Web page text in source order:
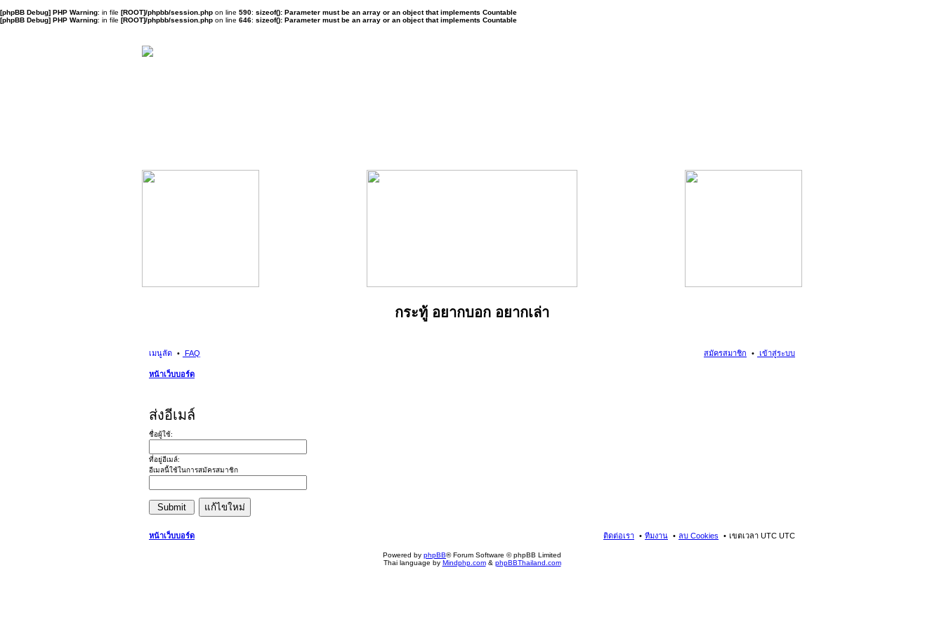
[phpBB Debug] PHP Warning: in file [ROOT]/phpbb/session.php on line 590: sizeof(): Parameter must be an array or an object that implements Countable
[phpBB Debug] PHP Warning: in file [ROOT]/phpbb/session.php on line 646: sizeof(): Parameter must be an array or an object that implements Countable
กระทู้ อยากบอก อยากเล่า
เมนูลัด FAQ เข้าสู่ระบบ
สมัครสมาชิก
หน้าเว็บบอร์ด
ส่งอีเมล์
ชื่อผู้ใช้:
ที่อยู่อีเมล์:
อีเมลนี้ใช้ในการสมัครสมาชิก
หน้าเว็บบอร์ด เขตเวลา UTC UTC
ลบ Cookies
ทีมงาน
ติดต่อเรา
Powered by phpBB® Forum Software © phpBB Limited
Thai language by Mindphp.com& phpBBThailand.com